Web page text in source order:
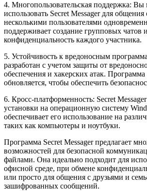
4. Многопользовательская поддержка: Вы
использовать Secret Messager для
несколькими пользователями
поддерживает создание групповых чатов
конфиденциальность каждого участника.
5. Устойчивость к вредоносным
разработан с учетом защиты от
обеспечения и хакерских атак. Программа
обновляется, чтобы обеспечить
6. Кросс-платформенность: Secret
установки на операционную систему
обеспечивает его использование на
таких как компьютеры и ноутбуки.
Программа Secret Messager предлагает
возможностей для безопасной
файлами. Она идеально подходит для
офисной среде, при обмене
или просто для общения с друзьями и
зашифрованных сообщений.